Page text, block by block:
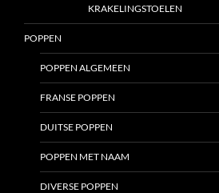
KRAKELINGSTOELEN
POPPEN
POPPEN ALGEMEEN
FRANSE POPPEN
DUITSE POPPEN
POPPEN MET NAAM
DIVERSE POPPEN